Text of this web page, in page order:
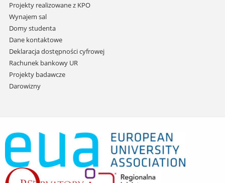
Projekty realizowane z KPO
Wynajem sal
Domy studenta
Dane kontaktowe
Deklaracja dostępności cyfrowej
Rachunek bankowy UR
Projekty badawcze
Darowizny